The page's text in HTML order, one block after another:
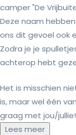
camper "De
Deze naam
ons dit gevoel ook
Zodra je je
achterop hebt
Het is misschien
is, maar wel één
graag met jou/
Lees meer